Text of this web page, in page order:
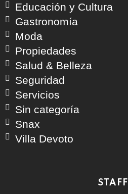
Educación y Cultura
Gastronomía
Moda
Propiedades
Salud & Belleza
Seguridad
Servicios
Sin categoría
Snax
Villa Devoto
STAFF